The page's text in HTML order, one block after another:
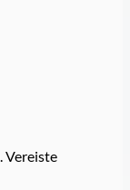
Vereiste